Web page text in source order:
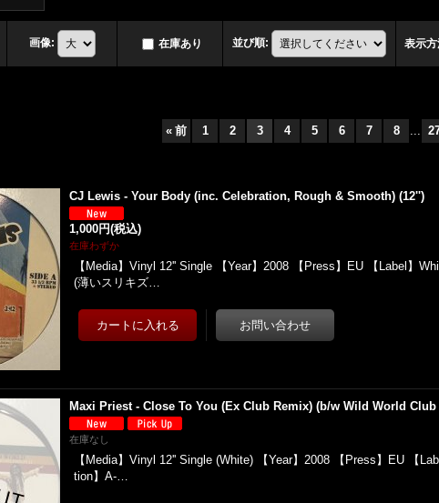
画像: 在庫あり 並び順: 表示方
« 前 1 2 3 4 5 6 7 8 ...
CJ Lewis - Your Body (inc. Celebration, Rough & Smooth) (12'')
1,000円(税込)
在庫わずか
【Media】Vinyl 12'' Single 【Year】2008 【Press】EU 【Label】
(薄いスリキズ…
Maxi Priest - Close To You (Ex Club Remix) (b/w Wild World Club
在庫なし
【Media】Vinyl 12'' Single (White) 【Year】2008 【Press】EU 【
tion】A-…